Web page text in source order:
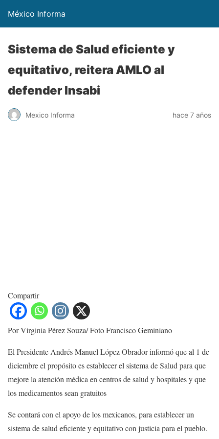
México Informa
Sistema de Salud eficiente y
equitativo, reitera AMLO al
defender Insabi
Mexico Informa hace 7 años
Compartir
Por Virginia Pérez Souza/ Foto Francisco Geminiano
El Presidente Andrés Manuel López Obrador informó que al 1 de
diciembre el propósito es establecer el sistema de Salud para que
mejore la atención médica en centros de salud y hospitales y que
los medicamentos sean gratuitos
Se contará con el apoyo de los mexicanos, para establecer un
sistema de salud eficiente y equitativo con justicia para el pueblo.